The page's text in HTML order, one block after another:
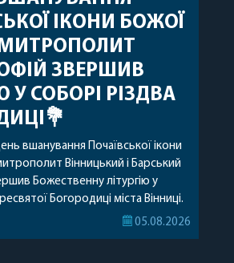
ІКОНИ БОЖОЇ
МИТРОПОЛИТ
ЗВЕРШИВ
У СОБОРІ РІЗДВА
вшанування Почаївської ікони
Вінницький і Барський
Божественну літургію у
Богородиці міста Вінниці.
співслужили05.08.2026